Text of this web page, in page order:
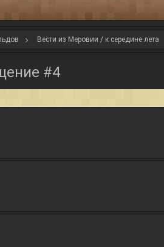
Вести из Меровии / к середине лета
#4